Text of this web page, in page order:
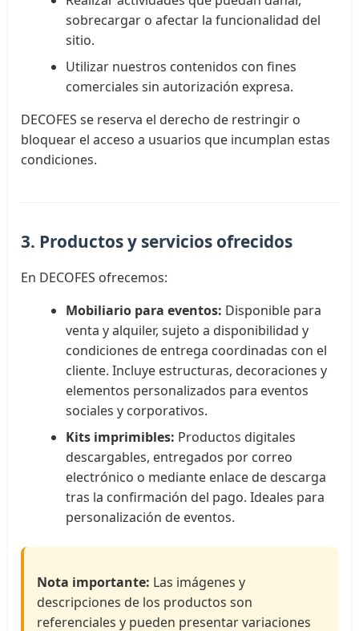
sobrecargar o afectar la funcionalidad del
sitio.
Utilizar nuestros contenidos con fines
comerciales sin autorización expresa.
DECOFES se reserva el derecho de restringir o
bloquear el acceso a usuarios que incumplan estas
condiciones.
3. Productos y servicios ofrecidos
En DECOFES ofrecemos:
Mobiliario para eventos: Disponible para
venta y alquiler, sujeto a disponibilidad y
condiciones de entrega coordinadas con el
cliente. Incluye estructuras, decoraciones y
elementos personalizados para eventos
sociales y corporativos.
Kits imprimibles: Productos digitales
descargables, entregados por correo
electrónico o mediante enlace de descarga
tras la confirmación del pago. Ideales para
personalización de eventos.
Nota importante: Las imágenes y
descripciones de los productos son
referenciales y pueden presentar variaciones